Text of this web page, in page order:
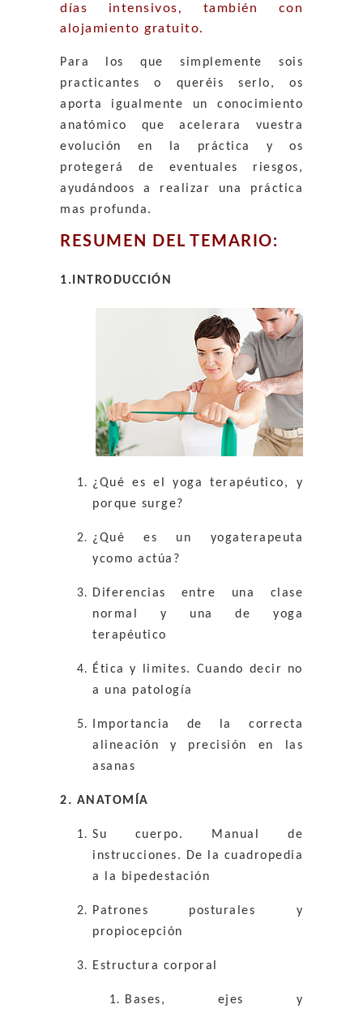
días intensivos, también con
alojamiento gratuito.
Para los que simplemente sois
practicantes o queréis serlo, os
aporta igualmente un conocimiento
anatómico que acelerara vuestra
evolución en la práctica y os
protegerá de eventuales riesgos,
ayudándoos a realizar una práctica
mas profunda.
RESUMEN DEL TEMARIO:
1.INTRODUCCIÓN
¿Qué es el yoga terapéutico, y
porque surge?
¿Qué es un yogaterapeuta
ycomo actúa?
Diferencias entre una clase
normal y una de yoga
terapéutico
Ética y limites. Cuando decir no
a una patología
Importancia de la correcta
alineación y precisión en las
asanas
2. ANATOMÍA
Su cuerpo. Manual de
instrucciones. De la cuadropedia
a la bipedestación
Patrones posturales y
propiocepción
Estructura corporal
Bases, ejes y